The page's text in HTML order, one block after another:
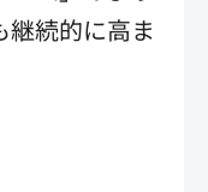
継続的に高ま